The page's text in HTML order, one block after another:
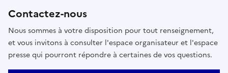
Contactez-nous
Nous sommes à votre disposition pour tout renseignement,
et vous invitons à consulter l'espace organisateur et l'espace
presse qui pourront répondre à certaines de vos questions.